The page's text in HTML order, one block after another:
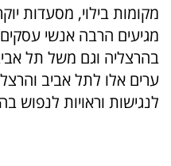
מקומות בילוי, מסעדות
מגיעים הרבה אנשי
בהרצליה וגם משל תל
ערים אלו לתל אביב
לנגישות וראויות לנפוש